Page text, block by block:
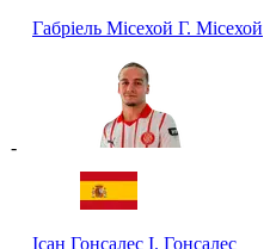
Габріель Місехой Г. Місехой
-
Ісан Гонсалес І. Гонсалес